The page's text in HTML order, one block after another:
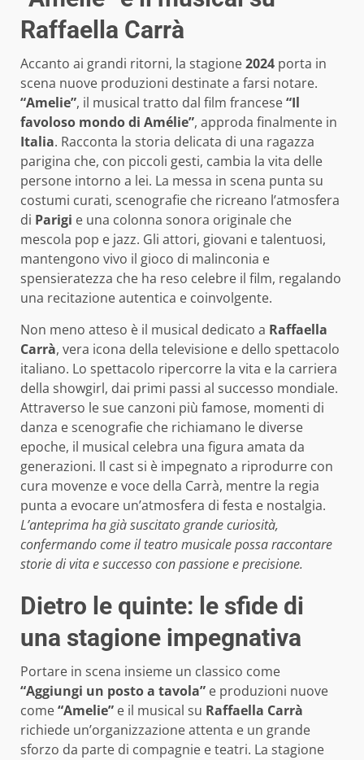
Raffaella Carrà
Accanto ai grandi ritorni, la stagione2024 porta in
scena nuove produzioni destinate a farsi notare.
“Amelie”, il musical tratto dal film francese“Il
favoloso mondo di Amélie”, approda finalmente in
Italia. Racconta la storia delicata di una ragazza
parigina che, con piccoli gesti, cambia la vita delle
persone intorno a lei. La messa in scena punta su
costumi curati, scenografie che ricreano l’atmosfera
di Parigi e una colonna sonora originale che
mescola pop e jazz. Gli attori, giovani e talentuosi,
mantengono vivo il gioco di malinconia e
spensieratezza che ha reso celebre il film, regalando
una recitazione autentica e coinvolgente.
Non meno atteso è il musical dedicato a Raffaella
Carrà, vera icona della televisione e dello spettacolo
italiano. Lo spettacolo ripercorre la vita e la carriera
della showgirl, dai primi passi al successo mondiale.
Attraverso le sue canzoni più famose, momenti di
danza e scenografie che richiamano le diverse
epoche, il musical celebra una figura amata da
generazioni. Il cast si è impegnato a riprodurre con
cura movenze e voce della Carrà, mentre la regia
punta a evocare un’atmosfera di festa e nostalgia.
L’anteprima ha già suscitato grande curiosità,
confermando come il teatro musicale possa raccontare
storie di vita e successo con passione e precisione.
Dietro le quinte: le sfide di
una stagione impegnativa
Portare in scena insieme un classico come
“Aggiungi un posto a tavola” e produzioni nuove
come“Amelie” e il musical su Raffaella Carrà
richiede un’organizzazione attenta e un grande
sforzo da parte di compagnie e teatri. La stagione